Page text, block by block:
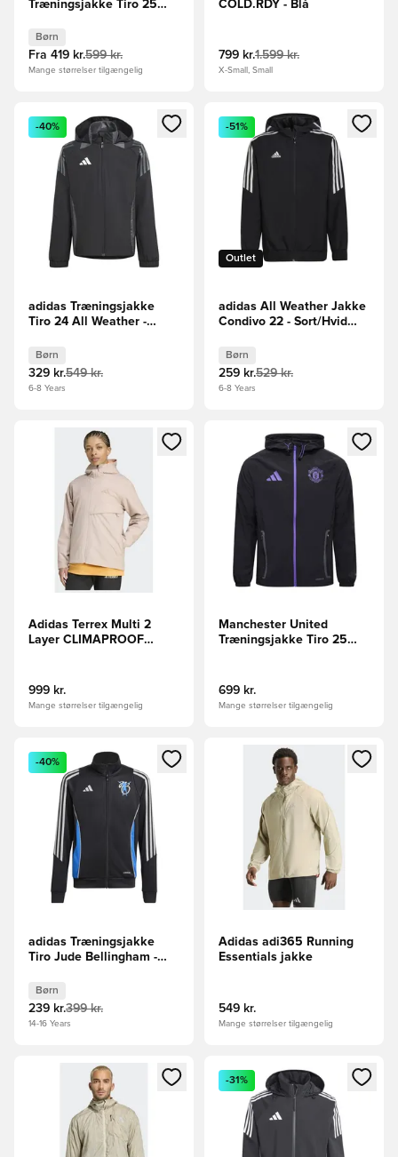
Træningsjakke Tiro 25
Travel - Grå/Grøn Børn
Børn
Fra 419 kr.599 kr.
Mange størrelser tilgængelig
COLD.RDY - Blå
799 kr.1.599 kr.
X-Small, Small
Åbner en Modal til at logge ind eller tilmelde dig som
-40%
adidas Træningsjakke
Tiro 24 All Weather -
Børn
329 kr.549 kr.
6-8 Years
Åbner en Modal til at logge
Outlet
-51%
adidas All Weather Jakke
Condivo 22 - Sort/Hvid
Børn
259 kr.529 kr.
6-8 Years
Åbner en Modal til at logge ind eller tilmelde dig som
Adidas Terrex Multi 2
Layer CLIMAPROOF
999 kr.
Mange størrelser tilgængelig
Åbner en Modal til at logge
Manchester United
Træningsjakke Tiro 25
699 kr.
Mange størrelser tilgængelig
Åbner en Modal til at logge ind eller tilmelde dig som
-40%
adidas Træningsjakke
Tiro Jude Bellingham -
Børn
239 kr.399 kr.
14-16 Years
Åbner en Modal til at logge
Adidas adi365 Running
Essentials jakke
549 kr.
Mange størrelser tilgængelig
Åbner en Modal til at logge ind eller tilmelde dig som
Åbner en Modal til at logge
-31%